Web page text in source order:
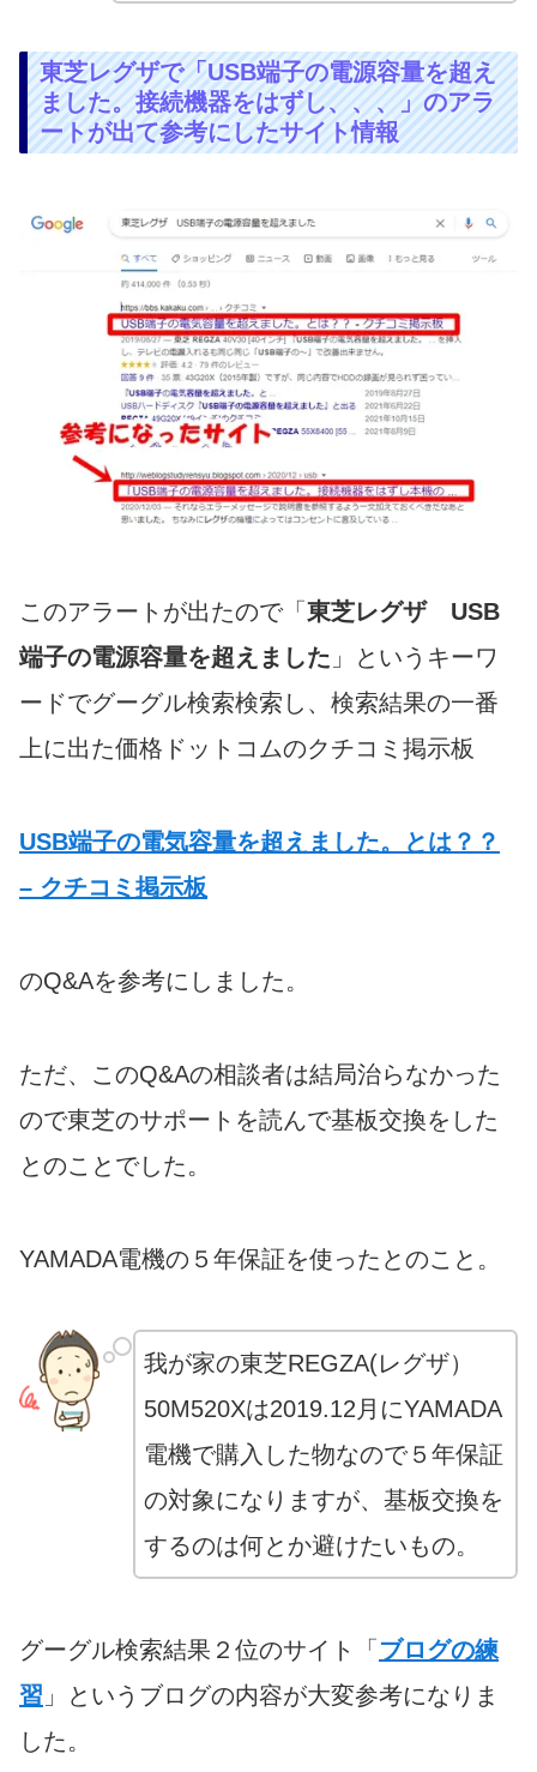
東芝レグザで「USB端子の電源容量を超え
ました。接続機器をはずし、、、」のアラ
ートが出て参考にしたサイト情報
このアラートが出たので「 東芝レグザ USB
端子の電源容量を超えました 」というキーワ
ードでグーグル検索検索し、検索結果の一番
上に出た価格ドットコムのクチコミ掲示板
USB端子の電気容量を超えました。とは？？
– クチコミ掲示板
のQ&Aを参考にしました。
ただ、このQ&Aの相談者は結局治らなかった
ので東芝のサポートを読んで基板交換をした
とのことでした。
YAMADA電機の５年保証を使ったとのこと。
我が家の東芝REGZA(レグザ）
50M520Xは2019.12月にYAMADA
電機で購入した物なので５年保証
の対象になりますが、基板交換を
するのは何とか避けたいもの。
グーグル検索結果２位のサイト「 ブログの練
習 」というブログの内容が大変参考になりま
した。